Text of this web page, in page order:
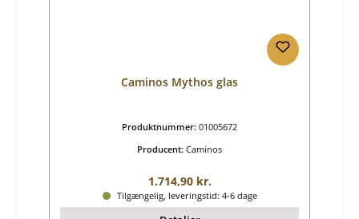
Caminos Mythos glas
Produktnummer: 01005672
Producent: Caminos
Almindelig pris:
1.714,90 kr.
Tilgængelig, leveringstid: 4-6 dage